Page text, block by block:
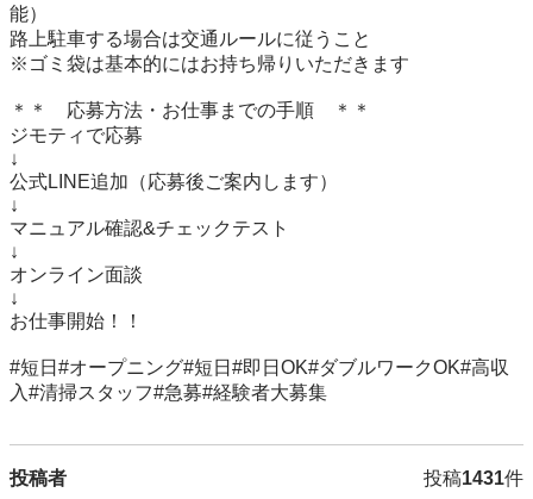
能）
路上駐車する場合は交通ルールに従うこと
※ゴミ袋は基本的にはお持ち帰りいただきます
＊＊　応募方法・お仕事までの手順　＊＊
ジモティで応募
↓
公式LINE追加（応募後ご案内します）
↓
マニュアル確認&チェックテスト
↓
オンライン面談
↓
お仕事開始！！
#短日#オープニング#短日#即日OK#ダブルワークOK#高収
投稿者 投稿1431件